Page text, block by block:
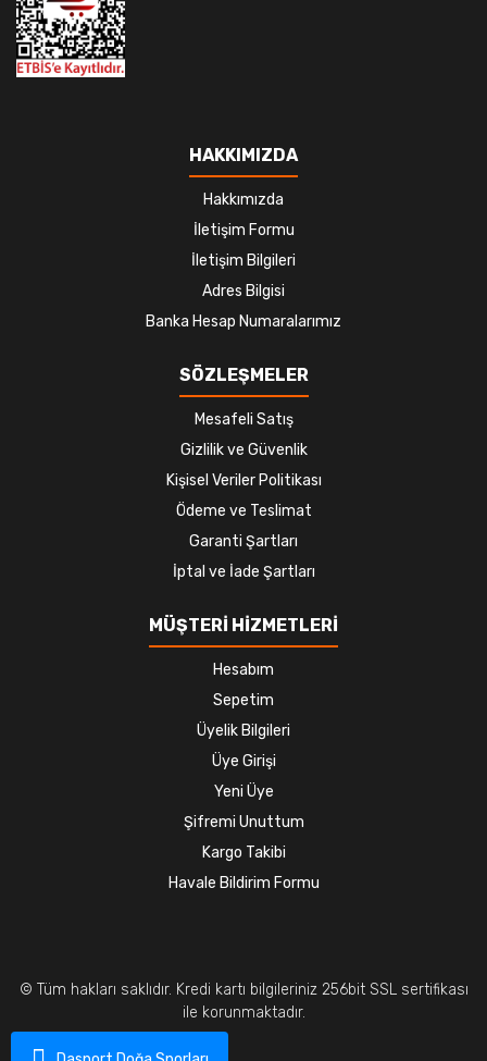
HAKKIMIZDA
Hakkımızda
İletişim Formu
İletişim Bilgileri
Adres Bilgisi
Banka Hesap Numaralarımız
SÖZLEŞMELER
Mesafeli Satış
Gizlilik ve Güvenlik
Kişisel Veriler Politikası
Ödeme ve Teslimat
Garanti Şartları
İptal ve İade Şartları
MÜŞTERİ HİZMETLERİ
Hesabım
Sepetim
Üyelik Bilgileri
Üye Girişi
Yeni Üye
Şifremi Unuttum
Kargo Takibi
Havale Bildirim Formu
© Tüm hakları saklıdır. Kredi kartı bilgileriniz 256bit SSL sertifikası
ile korunmaktadır.